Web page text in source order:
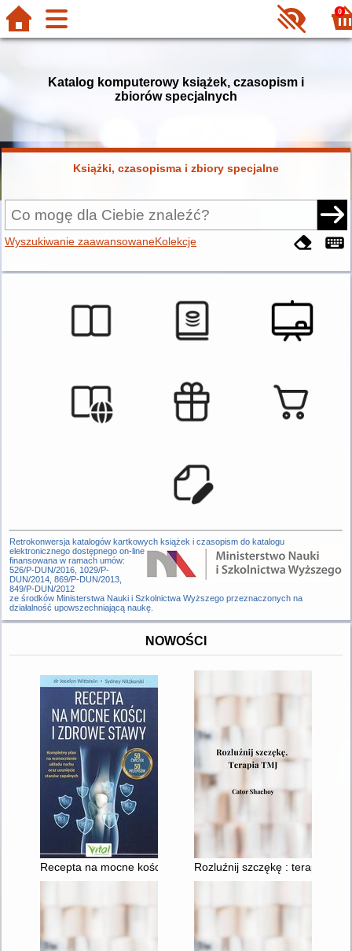
0
Katalog komputerowy książek, czasopism i
zbiorów specjalnych
Książki, czasopisma i zbiory specjalne
Wyszukiwanie zaawansowaneKolekcje
Retrokonwersja katalogów kartkowych książek i czasopism do katalogu
elektronicznego dostępnego on-line
finansowana w ramach umów:
526/P-DUN/2016, 1029/P-
DUN/2014, 869/P-DUN/2013,
849/P-DUN/2012
ze środków Ministerstwa Nauki i Szkolnictwa Wyższego przeznaczonych na
działalność upowszechniającą naukę.
NOWOŚCI
Recepta na mocne kości i zdrowe stawy : kompletny plan na
Rozluźnij szczękę : terapia